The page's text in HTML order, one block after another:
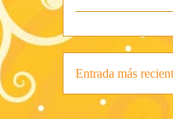
Entrada más